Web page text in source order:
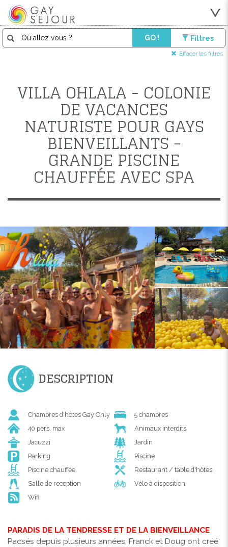
GO ! Filtres
Effacer les filtres
VILLA OHLALA - COLONIE
DE VACANCES
NATURISTE POUR GAYS
BIENVEILLANTS -
GRANDE PISCINE
CHAUFFÉE AVEC SPA
DESCRIPTION
Chambres d'hôtes Gay Only
5 chambres
40 pers. max
Animaux interdits
Jacuzzi
Jardin
Parking
Piscine
Piscine chauffée
Restaurant / table d'hôtes
Salle de reception
Vélo à disposition
Wifi
PARADIS DE LA TENDRESSE ET DE LA BIENVEILLANCE
Pacsés depuis plusieurs années, Franck et Doug ont créé